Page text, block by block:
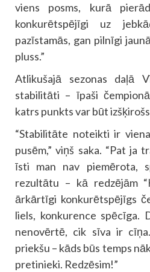
viens posms, kurā
konkurētspējīgi uz
pazīstamās, gan pilnīgi
pluss.”
Atlikušajā sezonas daļā
stabilitāti – īpaši
katrs punkts var būt
“Stabilitāte noteikti ir
pusēm,” viņš saka. “Pat ja
īsti man nav piemērota,
rezultātu – kā redzējām
ārkārtīgi konkurētspējīgs
liels, konkurence spēcīga.
nenovērtē, cik sīva ir
priekšu – kāds būs temps
pretinieki. Redzēsim!”